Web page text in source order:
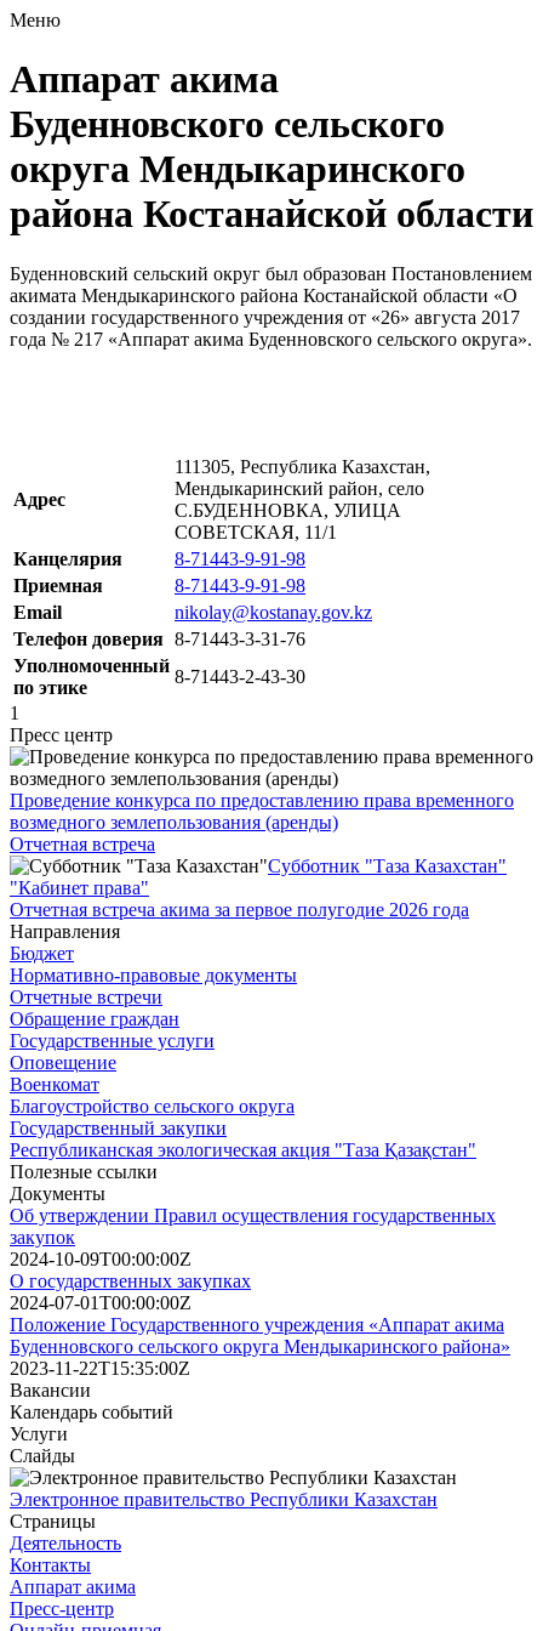
Меню
Аппарат акима
Буденновского сельского
округа Мендыкаринского
района Костанайской области
Буденновский сельский округ был образован Постановлением
акимата Мендыкаринского района Костанайской области «О
создании государственного учреждения от «26» августа 2017
года № 217 «Аппарат акима Буденновского сельского округа».
Адрес
111305, Республика Казахстан,
Мендыкаринский район, село
С.БУДЕННОВКА, УЛИЦА
СОВЕТСКАЯ, 11/1
Канцелярия
8-71443-9-91-98
Приемная
8-71443-9-91-98
Email
nikolay@kostanay.gov.kz
Телефон доверия 8-71443-3-31-76
Уполномоченный
по этике
8-71443-2-43-30
1
Пресс центр
Проведение конкурса по предоставлению права временного
возмедного землепользования (аренды)
Отчетная встреча
Субботник "Таза Казахстан"
"Кабинет права"
Отчетная встреча акима за первое полугодие 2026 года
Направления
Бюджет
Нормативно-правовые документы
Отчетные встречи
Обращение граждан
Государственные услуги
Оповещение
Военкомат
Благоустройство сельского округа
Государственный закупки
Республиканская экологическая акция "Таза Қазақстан"
Полезные ссылки
Документы
Об утверждении Правил осуществления государственных
закупок
2024-10-09T00:00:00Z
О государственных закупках
2024-07-01T00:00:00Z
Положение Государственного учреждения «Аппарат акима
Буденновского сельского округа Мендыкаринского района»
2023-11-22T15:35:00Z
Вакансии
Календарь событий
Услуги
Слайды
Электронное правительство Республики Казахстан
Страницы
Деятельность
Контакты
Аппарат акима
Пресс-центр